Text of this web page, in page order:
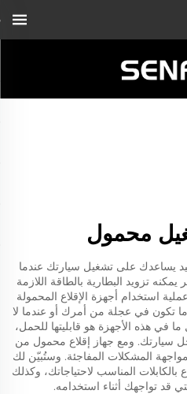
محمول
يساعدك على تشغيل سيارتك عندما
تزويد البطارية بالطاقة اللازمة
استخدام أجهزة الإقلاع المحمولة
تكون في عجلة من أمرك أو عندما لا
في هذه الأجهزة هو قابليتها للحمل،
سيارتك. ومع جهاز إقلاع محمول من
المشكلات المفاجئة. وستُبيّن لك
بالكابلات المناسب لاحتياجاتك، وكذلك
قد تواجهك أثناء استخدامه.